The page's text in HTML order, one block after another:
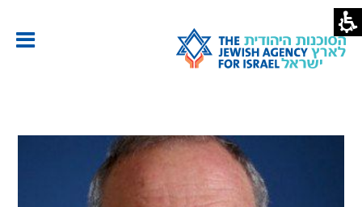
אברהם
דובדבני
|
הסוכנות
היהודית